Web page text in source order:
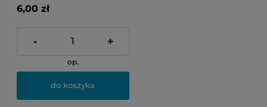
6,00 zł
- +
op.
do koszyka